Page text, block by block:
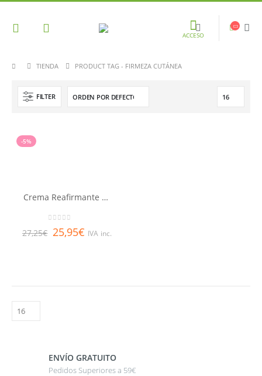
ACCESO
TIENDA PRODUCT TAG - FIRMEZA CUTÁNEA
FILTER
-5%
Crema Reafirmante Lifting LQ
27,25€ 25,95€ IVA inc.
ENVÍO GRATUITO
Pedidos Superiores a 59€